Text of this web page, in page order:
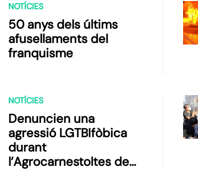
NOTÍCIES
50 anys dels últims
afusellaments del
franquisme
NOTÍCIES
Denuncien una
agressió LGTBIfòbica
durant
l’Agrocarnestoltes de